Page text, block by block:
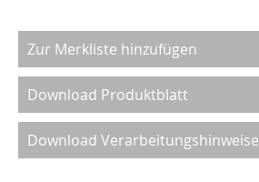
Zur Merkliste hinzufügen
Download Produktblatt
Download Verarbeitungshinweise